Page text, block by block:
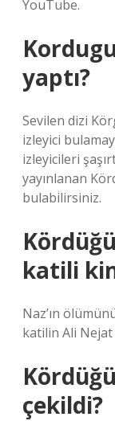
YouTube.
yaptı?
Sevilen dizi
izleyici
izleyicileri
yayınlanan
bulabilirsiniz.
katili
Naz’ın
katilin Ali
çekildi?